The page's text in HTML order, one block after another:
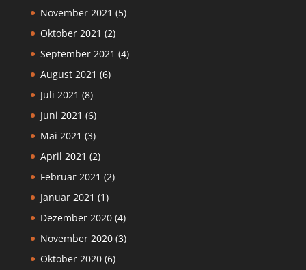
November 2021 (5)
Oktober 2021 (2)
September 2021 (4)
August 2021 (6)
Juli 2021 (8)
Juni 2021 (6)
Mai 2021 (3)
April 2021 (2)
Februar 2021 (2)
Januar 2021 (1)
Dezember 2020(4)
November 2020(3)
Oktober 2020(6)